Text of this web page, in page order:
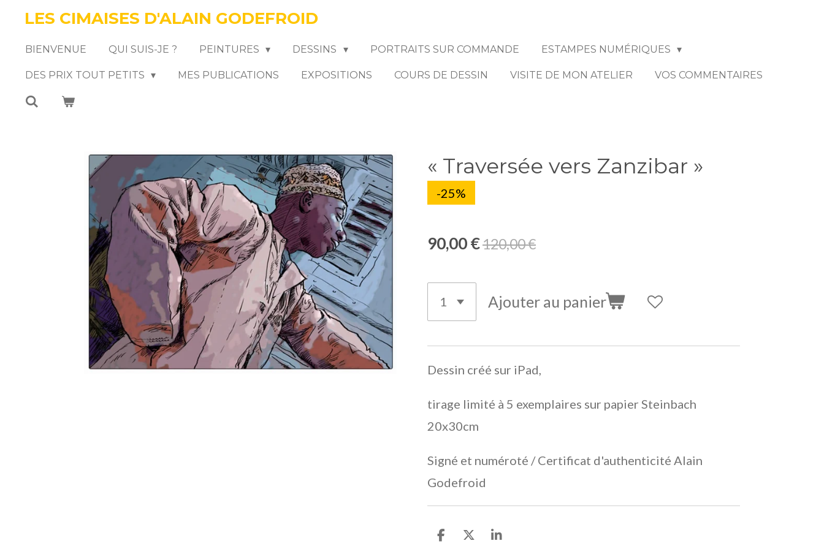
Passer
principal
LES CIMAISES D'ALAIN GODEFROID
BIENVENUE QUI SUIS-JE ? PEINTURES DESSINS PORTRAITS SUR COMMANDE ESTAMPES NUMÉRIQUES
DES PRIX TOUT PETITS MES PUBLICATIONS EXPOSITIONS COURS DE DESSIN VISITE DE MON ATELIER VOS COMMENTAIRES
« Traversée vers Zanzibar »
-25%
90,00 €120,00 €
Ajouter au panier
Dessin créé sur iPad,
tirage limité à 5 exemplaires sur papier Steinbach
20x30cm
Signé et numéroté / Certificat d'authenticité Alain
Godefroid
P
P
P